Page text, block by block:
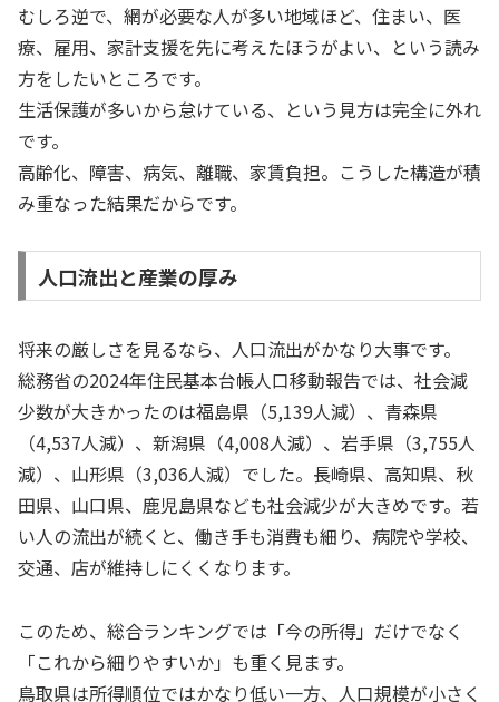
むしろ逆で、網が必要な人が多い地域ほど、住まい、医
療、雇用、家計支援を先に考えたほうがよい、という読み
方をしたいところです。
生活保護が多いから怠けている、という見方は完全に外れ
です。
高齢化、障害、病気、離職、家賃負担。こうした構造が積
み重なった結果だからです。
人口流出と産業の厚み
将来の厳しさを見るなら、人口流出がかなり大事です。
総務省の2024年住民基本台帳人口移動報告では、社会減
少数が大きかったのは福島県（5,139人減）、青森県
（4,537人減）、新潟県（4,008人減）、岩手県（3,755人
減）、山形県（3,036人減）でした。長崎県、高知県、秋
田県、山口県、鹿児島県なども社会減少が大きめです。若
い人の流出が続くと、働き手も消費も細り、病院や学校、
交通、店が維持しにくくなります。
このため、総合ランキングでは「今の所得」だけでなく
「これから細りやすいか」も重く見ます。
鳥取県は所得順位ではかなり低い一方、人口規模が小さく